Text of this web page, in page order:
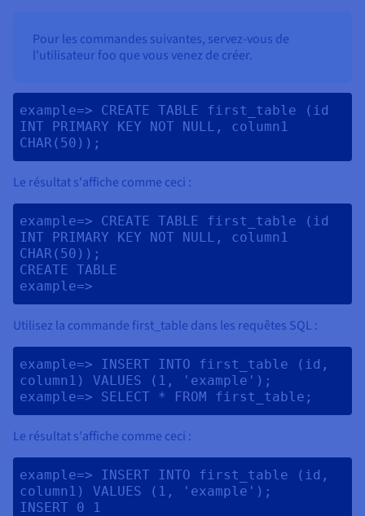
Pour les commandes suivantes, servez-vous de
l'utilisateur foo que vous venez de créer.
example=> CREATE TABLE first_table (id
INT PRIMARY KEY NOT NULL, column1
CHAR(50));
Le résultat s'affiche comme ceci :
example=> CREATE TABLE first_table (id
INT PRIMARY KEY NOT NULL, column1
CHAR(50));
CREATE TABLE
Utilisez la commande first_table dans les requêtes SQL :
example=> INSERT INTO first_table (id,
column1) VALUES (1, 'example');
example=> SELECT * FROM first_table;
Le résultat s'affiche comme ceci :
example=> INSERT INTO first_table (id,
column1) VALUES (1, 'example');
INSERT 0 1